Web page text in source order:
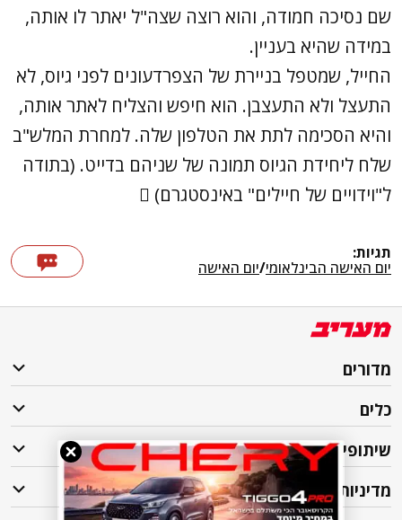
שם נסיכה חמודה, והוא רוצה שצה"ל יאתר לו אותה,
במידה שהיא בעניין.
החייל, שמטפל בניירת של הצפרדעונים לפני גיוס, לא
התעצל ולא התעצבן. הוא חיפש והצליח לאתר אותה,
והיא הסכימה לתת את הטלפון שלה. למחרת המלש"ב
שלח ליחידת הגיוס תמונה של שניהם בדייט. (בתודה
ל"וידויים של חיילים" באינסטגרם) 
תגיות:
יום האישה הבינלאומי/יום האישה
מדורים
כלים
שיתופי פעולה
מדיניות